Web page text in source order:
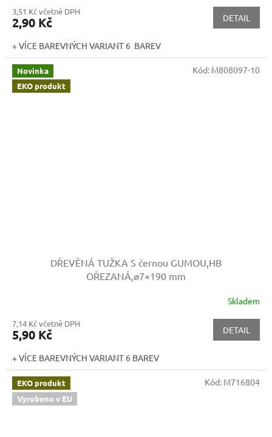
3,51 Kč včetně DPH
2,90 Kč DETAIL
+ VÍCE BAREVNÝCH VARIANT 6 BAREV
Novinka
EKO produkt
DŘEVĚNÁ TUŽKA S černou GUMOU,HB
OŘEZANÁ,ø7×190 mm
Skladem
7,14 Kč včetně DPH
5,90 Kč DETAIL
+ VÍCE BAREVNÝCH VARIANT 6 BAREV
Kód: M808097-10
EKO produkt
Vyrobeno v EU
Kód: M716804